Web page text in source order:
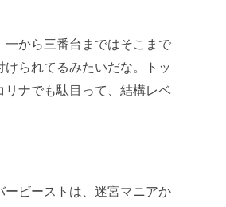
一から三番台まではそこまで
られてるみたいだな。トッ
ナでも駄目って、結構レベ
ビーストは、迷宮マニアか